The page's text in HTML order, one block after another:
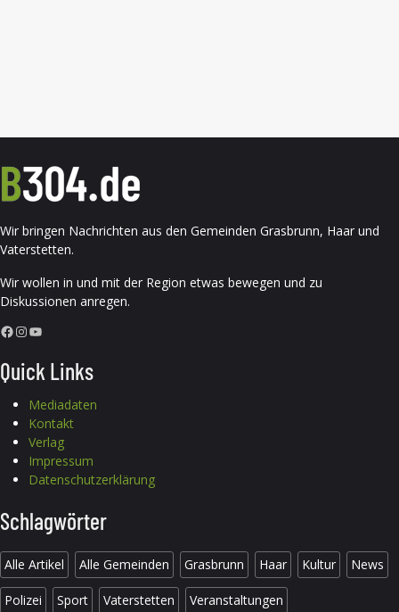
Wir bringen Nachrichten aus den Gemeinden Grasbrunn, Haar und
Vaterstetten.
Wir wollen in und mit der Region etwas bewegen und zu
Diskussionen anregen.
Facebook InstagramYouTube
Quick Links
Mediadaten
Kontakt
Verlag
Impressum
Datenschutzerklärung
Schlagwörter
Alle Artikel Alle Gemeinden Grasbrunn Haar Kultur News
Polizei Sport Vaterstetten Veranstaltungen